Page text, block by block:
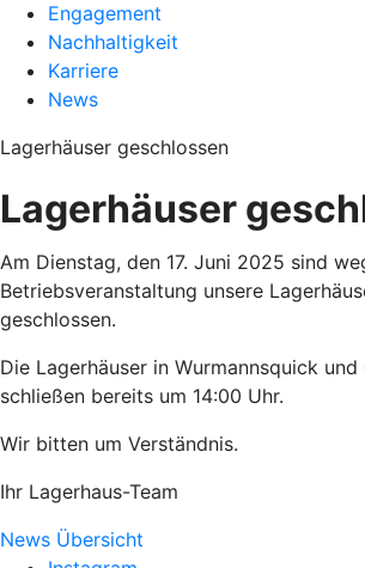
Engagement
Nachhaltigkeit
Karriere
News
Lagerhäuser geschlossen
Lagerhäuser
Am Dienstag, den 17. Juni 2025 sind
Betriebsveranstaltung unsere
geschlossen.
Die Lagerhäuser in Wurmannsquick
schließen bereits um 14:00 Uhr.
Wir bitten um Verständnis.
Ihr Lagerhaus-Team
News Übersicht